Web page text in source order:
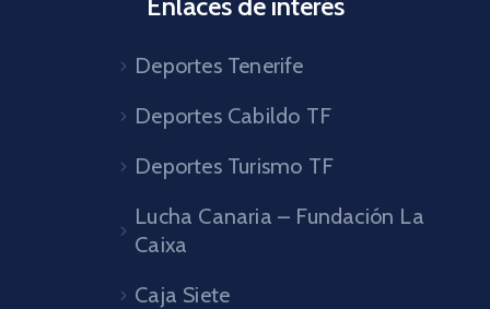
Deportes Tenerife
Deportes Cabildo TF
Deportes Turismo TF
Lucha Canaria – Fundación La
Caixa
Caja Siete